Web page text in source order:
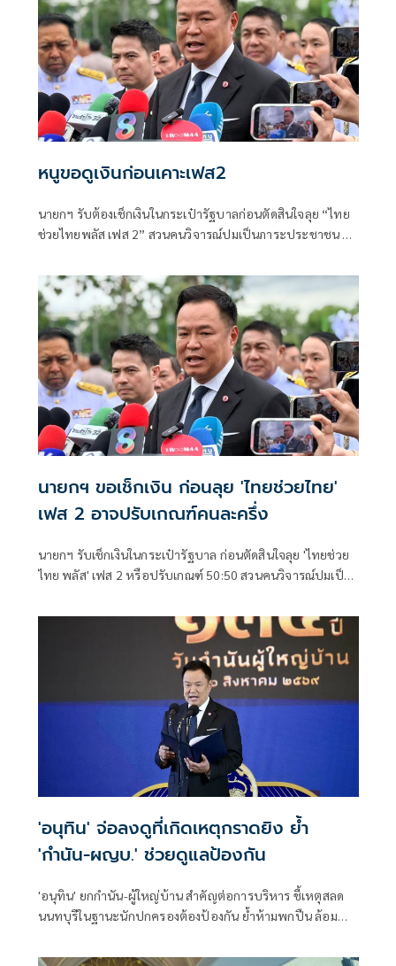
หนูขอดูเงินก่อนเคาะเฟส2
นายกฯ รับต้องเช็กเงินในกระเป๋ารัฐบาลก่อนตัดสินใจลุย “ไทย
ช่วยไทยพลัส เฟส 2” สวนคนวิจารณ์ปมเป็นภาระประชาชน ชี้
ไทยพลัสหรือไม่
นายกฯ ขอเช็กเงิน ก่อนลุย 'ไทยช่วยไทย'
เฟส 2 อาจปรับเกณฑ์คนละครึ่ง
นายกฯ รับเช็กเงินในกระเป๋ารัฐบาล ก่อนตัดสินใจลุย 'ไทยช่วย
ไทย พลัส' เฟส 2 หรือปรับเกณฑ์ 50:50 สวนคนวิจารณ์ปมเป็น
แข็งแรง
'อนุทิน' จ่อลงดูที่เกิดเหตุกราดยิง ย้ำ
'กำนัน-ผญบ.' ช่วยดูแลป้องกัน
'อนุทิน' ยกกำนัน-ผู้ใหญ่บ้าน สำคัญต่อการบริหาร ชี้เหตุสลด
นนทบุรีในฐานะนักปกครองต้องป้องกัน ย้ำห้ามพกปืน ล้อม
ที่เกิดเหตุ